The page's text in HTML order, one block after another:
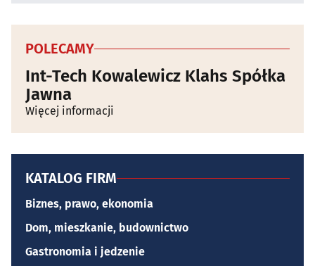
POLECAMY
Int-Tech Kowalewicz Klahs Spółka
Jawna
Więcej informacji
KATALOG FIRM
Biznes, prawo, ekonomia
Dom, mieszkanie, budownictwo
Gastronomia i jedzenie